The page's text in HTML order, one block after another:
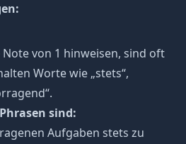
von 1 hinweisen, sind oft
Worte wie „stets“,
sind:
Aufgaben stets zu